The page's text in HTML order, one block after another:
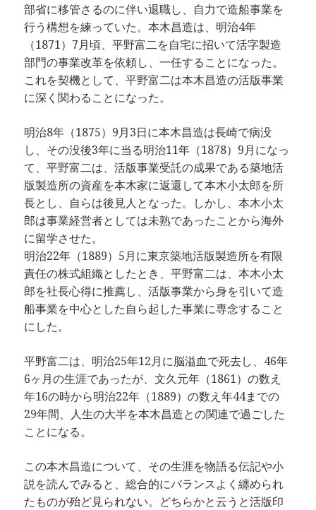
部省に移管さるのに伴い退職し、自力で造船事業を
行う構想を練っていた。本木昌造は、明治4年
（1871）7月頃、平野富二を自宅に招いて活字製造
部門の事業改革を依頼し、一任することになった。
これを契機として、平野富二は本木昌造の活版事業
に深く関わることになった。
明治8年（1875）9月3日に本木昌造は長崎で病没
し、その没後3年に当る明治11年（1878）9月になっ
て、平野富二は、活版事業受託の成果である築地活
版製造所の資産を本木家に返還して本木小太郎を所
長とし、自らは後見人となった。しかし、本木小太
郎は事業経営者としては未熟であったことから海外
に留学させた。
明治22年（1889）5月に東京築地活版製造所を有限
責任の株式組織としたとき、平野富二は、本木小太
郎を社長心得に推薦し、活版事業から身を引いて造
船事業を中心とした自ら起した事業に専念すること
にした。
平野富二は、明治25年12月に脳溢血で死去し、46年
6ヶ月の生涯であったが、文久元年（1861）の数え
年16の時から明治22年（1889）の数え年44までの
29年間、人生の大半を本木昌造との関連で過ごした
ことになる。
この本木昌造について、その生涯を物語る伝記や小
説を読んでみると、総合的にバランスよく纏められ
たものが殆ど見られない。どちらかと云うと活版印